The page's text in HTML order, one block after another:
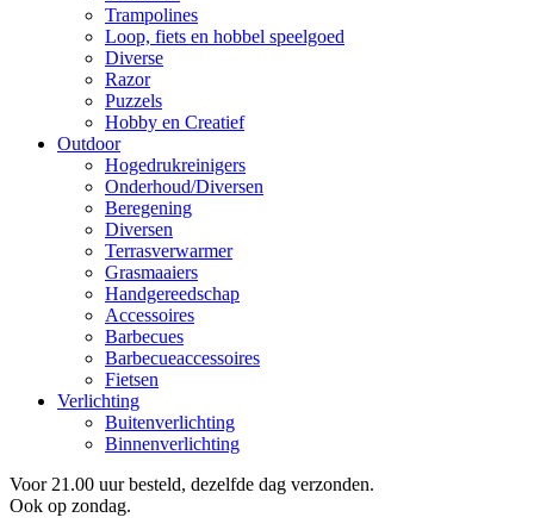
Trampolines
Loop, fiets en hobbel speelgoed
Diverse
Razor
Puzzels
Hobby en Creatief
Outdoor
Hogedrukreinigers
Onderhoud/Diversen
Beregening
Diversen
Terrasverwarmer
Grasmaaiers
Handgereedschap
Accessoires
Barbecues
Barbecueaccessoires
Fietsen
Verlichting
Buitenverlichting
Binnenverlichting
Voor 21.00 uur besteld, dezelfde dag verzonden.
Ook op zondag.